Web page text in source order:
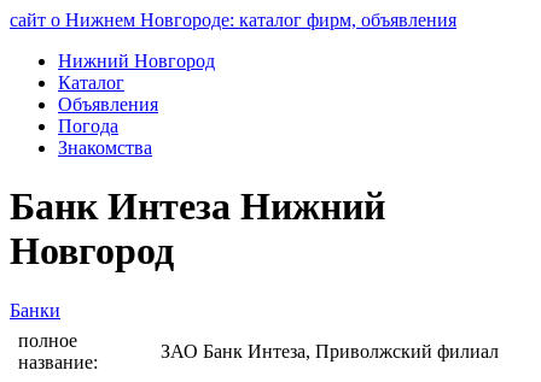
сайт о Нижнем Новгороде: каталог фирм, объявления
Нижний Новгород
Каталог
Объявления
Погода
Знакомства
Банк Интеза Нижний
Новгород
Банки
полное
название:
ЗАО Банк Интеза, Приволжский филиал